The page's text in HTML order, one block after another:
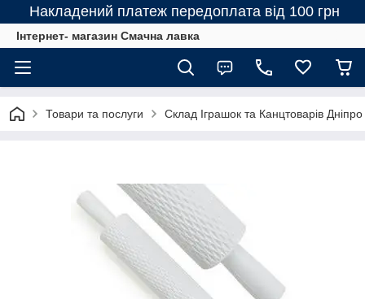
Накладений платеж передоплата від 100 грн
Інтернет- магазин Смачна лавка
Товари та послуги Склад Іграшок та Канцтоварів Дніпро